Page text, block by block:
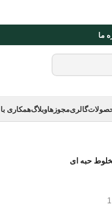
ما
گالریمجوزهاوبلاگهمکاری
حبه ای